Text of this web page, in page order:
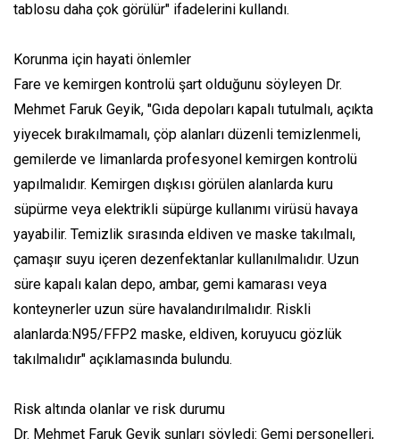
tablosu daha çok görülür" ifadelerini kullandı.
Korunma için hayati önlemler
Fare ve kemirgen kontrolü şart olduğunu söyleyen Dr.
Mehmet Faruk Geyik, "Gıda depoları kapalı tutulmalı, açıkta
yiyecek bırakılmamalı, çöp alanları düzenli temizlenmeli,
gemilerde ve limanlarda profesyonel kemirgen kontrolü
yapılmalıdır. Kemirgen dışkısı görülen alanlarda kuru
süpürme veya elektrikli süpürge kullanımı virüsü havaya
yayabilir. Temizlik sırasında eldiven ve maske takılmalı,
çamaşır suyu içeren dezenfektanlar kullanılmalıdır. Uzun
süre kapalı kalan depo, ambar, gemi kamarası veya
konteynerler uzun süre havalandırılmalıdır. Riskli
alanlarda:N95/FFP2 maske, eldiven, koruyucu gözlük
takılmalıdır" açıklamasında bulundu.
Risk altında olanlar ve risk durumu
Dr. Mehmet Faruk Geyik şunları söyledi: Gemi personelleri,